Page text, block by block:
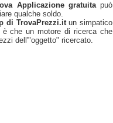
Applicazione gratuitapuò
qualche soldo.
di TrovaPrezzi.itun simpatico
è che un motore di ricerca che
dell'"oggetto" ricercato.